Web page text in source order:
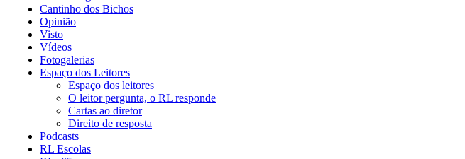
Cantinho dos Bichos
Opinião
Visto
Vídeos
Fotogalerias
Espaço dos Leitores
Espaço dos leitores
O leitor pergunta, o RL responde
Cartas ao diretor
Direito de resposta
Podcasts
RL Escolas